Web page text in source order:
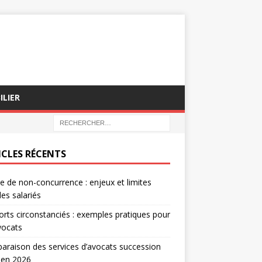
RÉCENTS
de non-concurrence : enjeux et limites
salariés
circonstanciés : exemples pratiques pour
des services d’avocats succession
2026